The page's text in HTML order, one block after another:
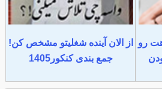
رو
از الان آینده شغلیتو مشخص کن!
جمع بندی کنکور1405